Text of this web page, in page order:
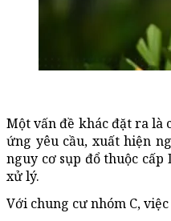
Một vấn đề khác đặt ra là
ứng yêu cầu, xuất hiện
nguy cơ sụp đổ thuộc
xử lý.
Với chung cư nhóm C,